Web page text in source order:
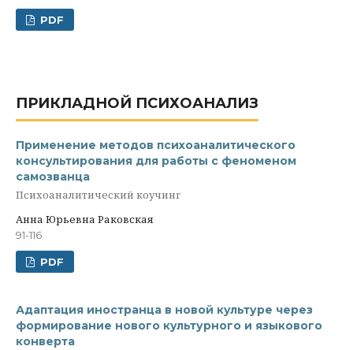
PDF
ПРИКЛАДНОЙ ПСИХОАНАЛИЗ
Применение методов психоаналитического
консультирования для работы с феноменом
самозванца
Психоаналитический коучинг
Анна Юрьевна Раковская
91-116
PDF
Адаптация иностранца в новой культуре через
формирование нового культурного и языкового
конверта